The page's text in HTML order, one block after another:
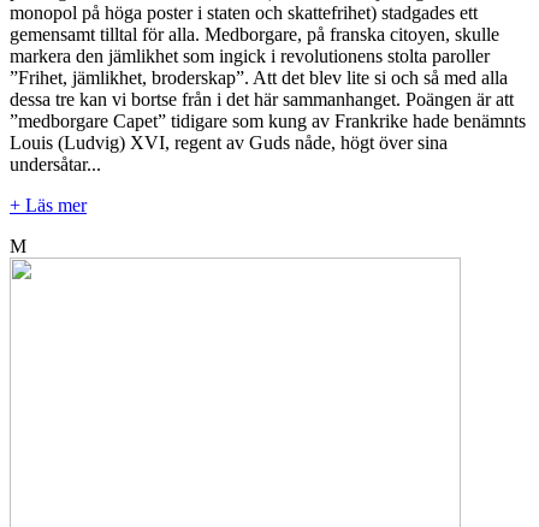
monopol på höga poster i staten och skattefrihet) stadgades ett
gemensamt tilltal för alla. Medborgare, på franska citoyen, skulle
markera den jämlikhet som ingick i revolutionens stolta paroller
”Frihet, jämlikhet, broderskap”. Att det blev lite si och så med alla
dessa tre kan vi bortse från i det här sammanhanget. Poängen är att
”medborgare Capet” tidigare som kung av Frankrike hade benämnts
Louis (Ludvig) XVI, regent av Guds nåde, högt över sina
undersåtar...
+ Läs mer
M